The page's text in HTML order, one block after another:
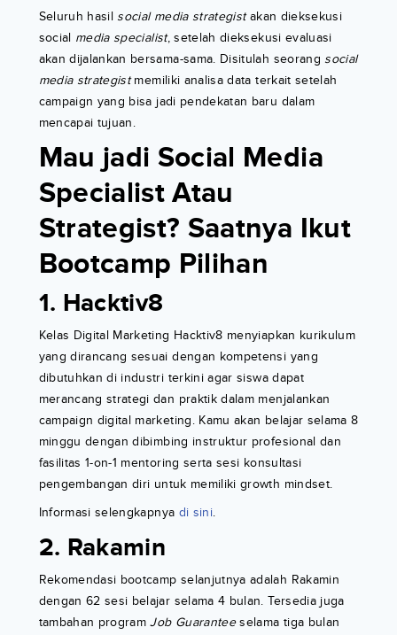
Seluruh hasil social media strategistakan dieksekusi
social media specialist, setelah dieksekusi evaluasi
akan dijalankan bersama-sama. Disitulah seorang social
media strategistmemiliki analisa data terkait setelah
campaign yang bisa jadi pendekatan baru dalam
mencapai tujuan.
Mau jadi Social Media
Specialist Atau
Strategist? Saatnya Ikut
Bootcamp Pilihan
1. Hacktiv8
Kelas Digital Marketing Hacktiv8 menyiapkan kurikulum
yang dirancang sesuai dengan kompetensi yang
dibutuhkan di industri terkini agar siswa dapat
merancang strategi dan praktik dalam menjalankan
campaign digital marketing. Kamu akan belajar selama 8
minggu dengan dibimbing instruktur profesional dan
fasilitas 1-on-1 mentoring serta sesi konsultasi
pengembangan diri untuk memiliki growth mindset.
Informasi selengkapnya di sini.
2. Rakamin
Rekomendasi bootcamp selanjutnya adalah Rakamin
dengan 62 sesi belajar selama 4 bulan. Tersedia juga
tambahan programJob Guaranteeselama tiga bulan